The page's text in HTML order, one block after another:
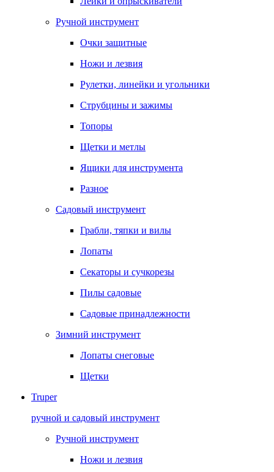
Ручной инструмент
Очки защитные
Ножи и лезвия
Рулетки, линейки и угольники
Струбцины и зажимы
Топоры
Щетки и метлы
Ящики для инструмента
Разное
Садовый инструмент
Грабли, тяпки и вилы
Лопаты
Секаторы и сучкорезы
Пилы садовые
Садовые принадлежности
Зимний инструмент
Лопаты снеговые
Щетки
Truper
ручной и садовый инструмент
Ручной инструмент
Ножи и лезвия